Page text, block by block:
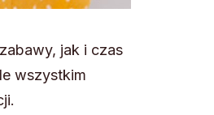
jak i czas
wszystkim